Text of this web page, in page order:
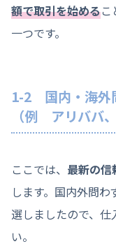
額で取引を始める
一つです。
1-2 国内・海外
（例 アリババ
ここでは、 最新の信
します。国内外問
選しましたので、
い。